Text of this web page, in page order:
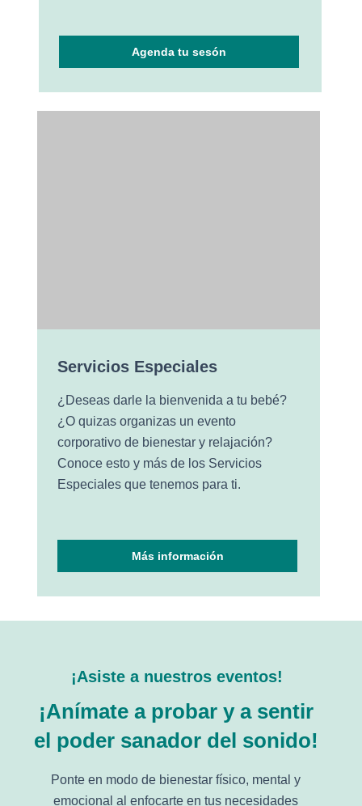
Servicios Especiales
¿Deseas darle la bienvenida a tu bebé?
¿O quizas organizas un evento
corporativo de bienestar y relajación?
Conoce esto y más de los Servicios
Especiales que tenemos para ti.
Agenda tu sesón
Más información
¡Asiste a nuestros eventos!
¡Anímate a probar y a sentir
el poder sanador del sonido!
Ponte en modo de bienestar físico, mental y
emocional al enfocarte en tus necesidades